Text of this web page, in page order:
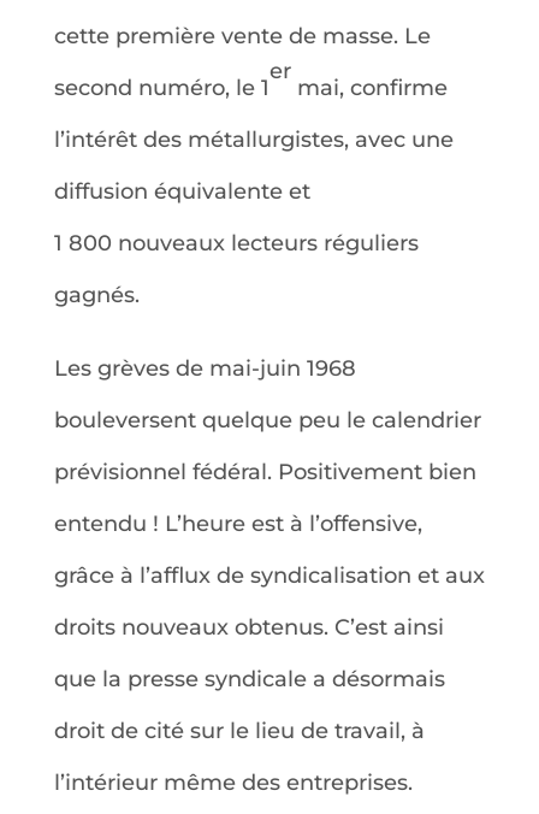
cette première vente de masse. Le
second numéro, le 1
er
mai, confirme
l’intérêt des métallurgistes, avec une
diffusion équivalente et
1 800 nouveaux lecteurs réguliers
gagnés.
Les grèves de mai-juin 1968
bouleversent quelque peu le calendrier
prévisionnel fédéral. Positivement bien
entendu ! L’heure est à l’offensive,
grâce à l’afflux de syndicalisation et aux
droits nouveaux obtenus. C’est ainsi
que la presse syndicale a désormais
droit de cité sur le lieu de travail, à
l’intérieur même des entreprises.